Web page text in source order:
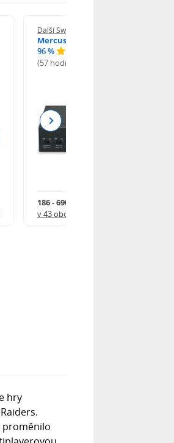
Další Switche
Mercusys MS105G
96 %
(57 hodnocení)
186 - 690 Kč
v 43 obchodech
Next